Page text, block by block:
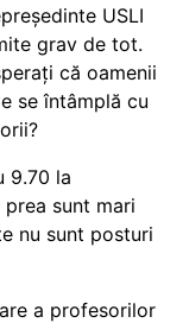
USLI
grav de tot.
că oamenii
se întâmplă cu
9.70 la
sunt mari
nu sunt posturi
a profesorilor